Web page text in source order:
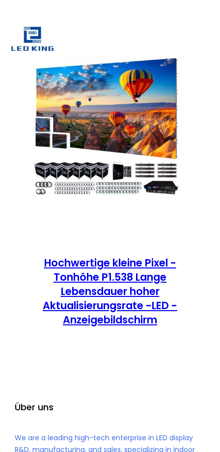
Hochwertige kleine Pixel -
Tonhöhe P1.538 Lange
Lebensdauer hoher
Aktualisierungsrate -LED -
Anzeigebildschirm
Über uns
We are a leading high-tech enterprise in LED display
R&D, manufacturing, and sales, specializing in indoor